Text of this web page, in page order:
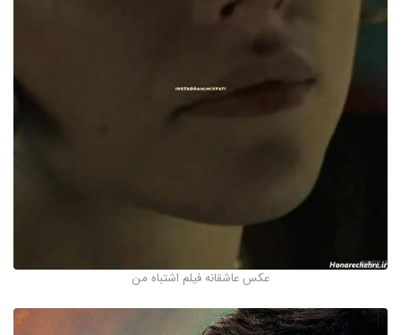
عکس عاشقانه فیلم اشتباه من